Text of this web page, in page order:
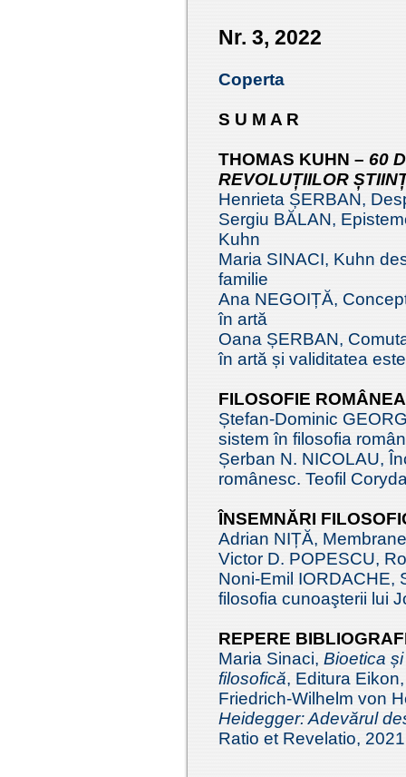
Nr. 3, 2022
Coperta
S U M A R
THOMAS KUHN – 60
REVOLUȚIILOR
Henrieta ȘERBAN,
Sergiu BĂLAN,
Kuhn
Maria SINACI, Kuhn
familie
Ana NEGOIȚĂ,
în artă
Oana ȘERBAN,
în artă și validitatea
FILOSOFIE
Ștefan-Dominic
sistem în filosofia
Șerban N. NICOLAU,
românesc. Teofil
ÎNSEMNĂRI
Adrian NIȚĂ,
Victor D. POPESCU,
Noni-Emil IORDACHE,
filosofia cunoaşterii lui
REPERE
Maria Sinaci, Bioetica
filosofică, Editura
Friedrich-Wilhelm von
Heidegger: Adevărul
Ratio et Revelatio,